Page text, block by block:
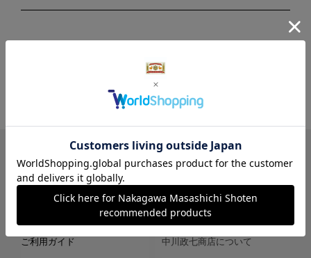
LINE Instagram X Facebook メールマガジン
ご利用ガイド 中川政七商店について